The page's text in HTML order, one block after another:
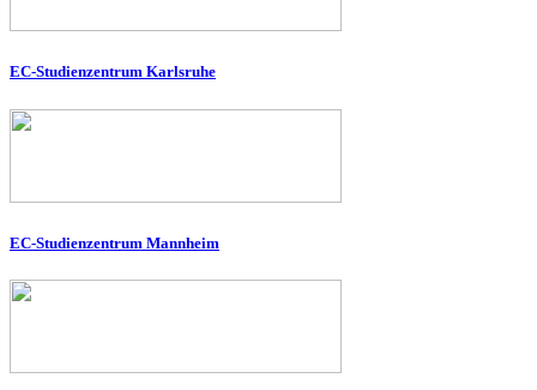
EC-Studienzentrum Karlsruhe
EC-Studienzentrum Mannheim